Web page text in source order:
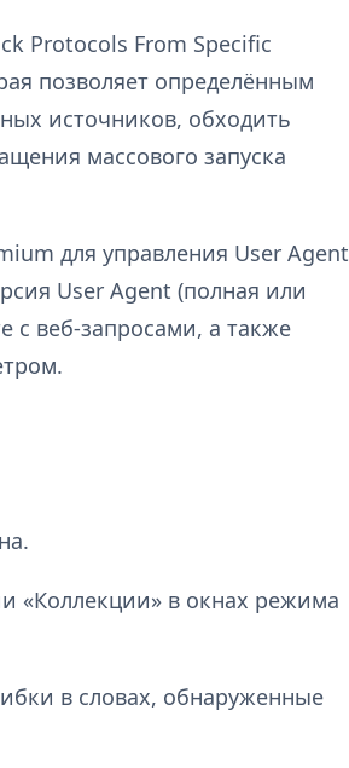
Protocols From Specific
позволяет определённым
источников, обходить
массового запуска
для управления User Agent
User Agent (полная или
с веб-запросами, а также
«Коллекции» в окнах режима
в словах, обнаруженные